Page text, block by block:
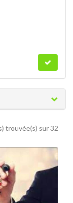
trouvée(s) sur 32